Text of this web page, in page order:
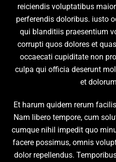
reiciendis voluptatibus
perferendis doloribus. iusto
qui blanditiis praesentium
corrupti quos dolores et
occaecati cupiditate non
culpa qui officia deserunt
et
Et harum quidem rerum
Nam libero tempore, cum
cumque nihil impedit quo
facere possimus, omnis
dolor repellendus.